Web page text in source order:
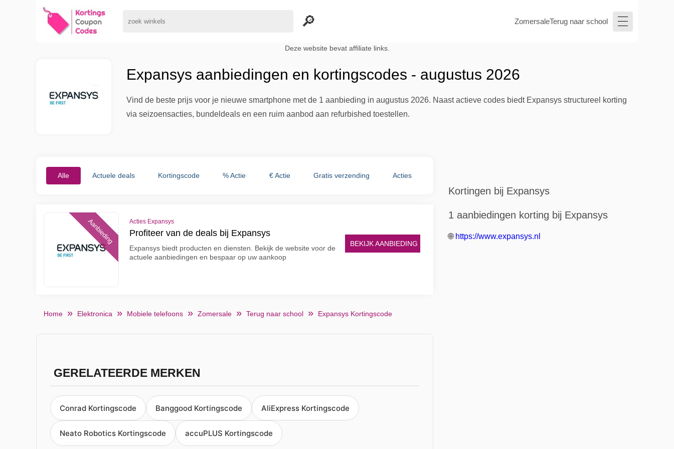
ZomersaleTerug naar school
Deze website bevat affiliate links.
Expansys aanbiedingen en kortingscodes - augustus 2026
Vind de beste prijs voor je nieuwe smartphone met de 1 aanbieding in augustus 2026. Naast actieve codes biedt Expansys structureel korting
via seizoensacties, bundeldeals en een ruim aanbod aan refurbished toestellen.
Alle Actuele deals Kortingscode % Actie € Actie Gratis verzending Acties
Aanbieding Acties Expansys
Profiteer van de deals bij Expansys
Expansys biedt producten en diensten. Bekijk de website voor de
actuele aanbiedingen en bespaar op uw aankoop
BEKIJK AANBIEDING
Home Elektronica Mobiele telefoons Zomersale Terug naar school Expansys Kortingscode
GERELATEERDE MERKEN
Conrad Kortingscode Banggood Kortingscode AliExpress Kortingscode
Neato Robotics Kortingscode accuPLUS Kortingscode
Kortingen bij Expansys
1 aanbiedingen korting bij Expansys
🌐 https://www.expansys.nl